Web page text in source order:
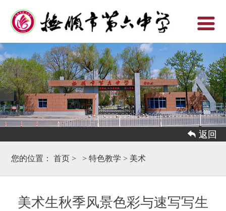
 返回
您的位置： 首页 > >特色教学 > 美术
美术生秋季风景色彩与速写写生